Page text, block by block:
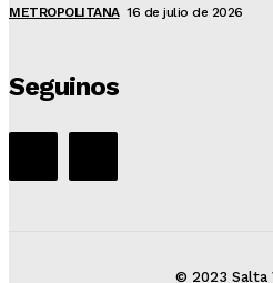
METROPOLITANA 16 de julio de 2026
Seguinos
© 2023 Salta